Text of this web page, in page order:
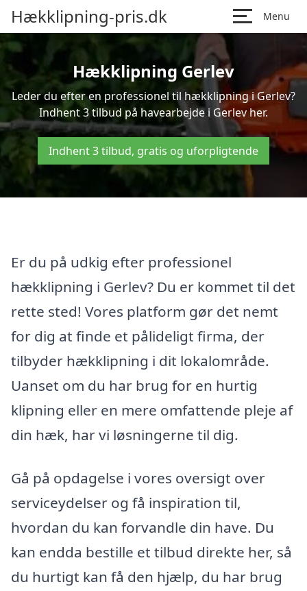
Hækklipning-pris.dk Menu
Hækklipning Gerlev
Leder du efter en professionel til hækklipning i Gerlev?
Indhent 3 tilbud på havearbejde i Gerlev her.
Indhent 3 tilbud, gratis og uforpligtende
Er du på udkig efter professionel
hækklipning i Gerlev? Du er kommet til det
rette sted! Vores platform gør det nemt
for dig at finde et pålideligt firma, der
tilbyder hækklipning i dit lokalområde.
Uanset om du har brug for en hurtig
klipning eller en mere omfattende pleje af
din hæk, har vi løsningerne til dig.
Gå på opdagelse i vores oversigt over
serviceydelser og få inspiration til,
hvordan du kan forvandle din have. Du
kan endda bestille et tilbud direkte her, så
du hurtigt kan få den hjælp, du har brug